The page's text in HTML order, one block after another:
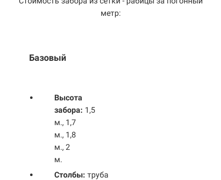
метр:
Базовый
Высота
забора: 1,5
м., 1,7
м., 1,8
м., 2
м.
Столбы: труба